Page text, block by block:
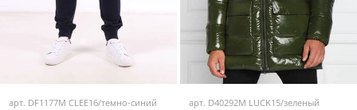
арт. DF1177M CLEE16/темно-синий арт. D40292M LUCK15/зеленый